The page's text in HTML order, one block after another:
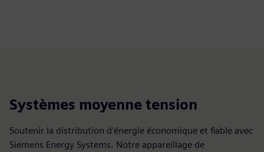
Systèmes moyenne tension
Soutenir la distribution d'énergie économique et fiable avec
Siemens Energy Systems. Notre appareillage de